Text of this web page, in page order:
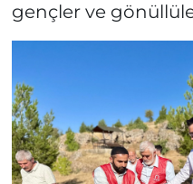
gençler ve